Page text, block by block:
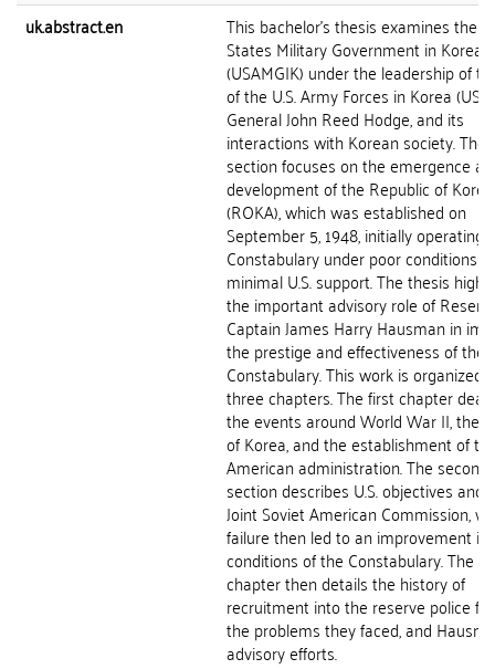
uk.abstract.en
This bachelor's thesis examines the
States Military Government in Korea
(USAMGIK) under the leadership of
of the U.S. Army Forces in Korea
General John Reed Hodge, and its
interactions with Korean society. The
section focuses on the emergence
development of the Republic of
(ROKA), which was established on
September 5, 1948, initially operating
Constabulary under poor conditions
minimal U.S. support. The thesis
the important advisory role of
Captain James Harry Hausman in
the prestige and effectiveness of the
Constabulary. This work is organized
three chapters. The first chapter
the events around World War II, the
of Korea, and the establishment of
American administration. The second
section describes U.S. objectives and
Joint Soviet American Commission,
failure then led to an improvement in
conditions of the Constabulary. The
chapter then details the history of
recruitment into the reserve police
the problems they faced, and
advisory efforts.